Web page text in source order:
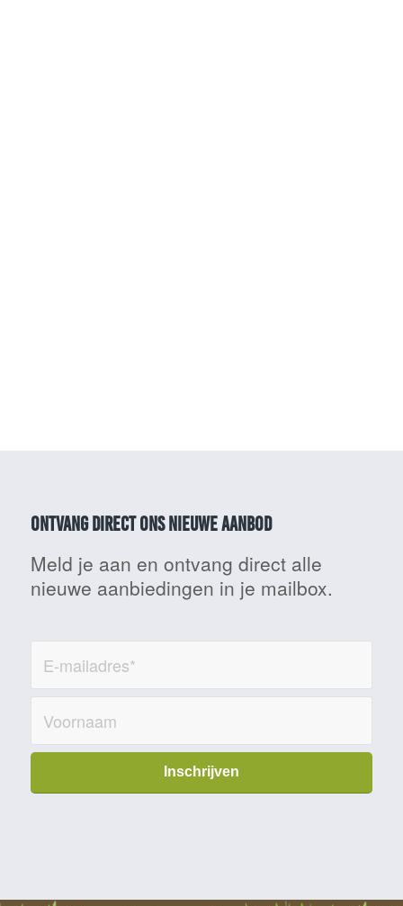
Ontvang direct ons nieuwe aanbod
Meld je aan en ontvang direct alle
nieuwe aanbiedingen in je mailbox.